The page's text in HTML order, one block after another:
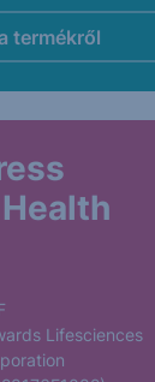
termékről
Lifesciences